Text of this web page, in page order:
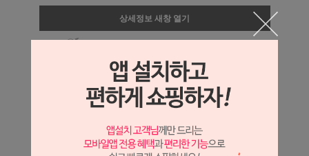
상세정보 새창 열기
상세 정보를 확대해 보실 수 있습니다.